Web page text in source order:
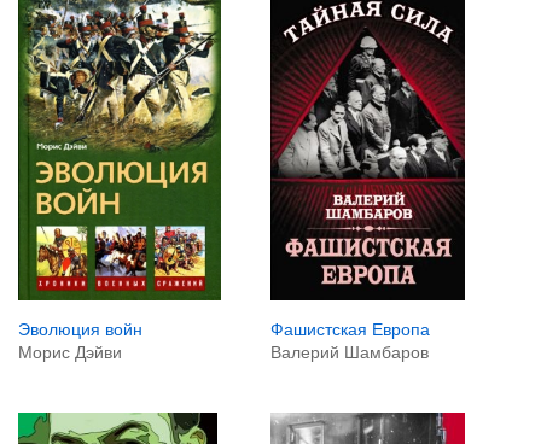
Эволюция войн
Морис Дэйви
Фашистская Европа
Валерий Шамбаров